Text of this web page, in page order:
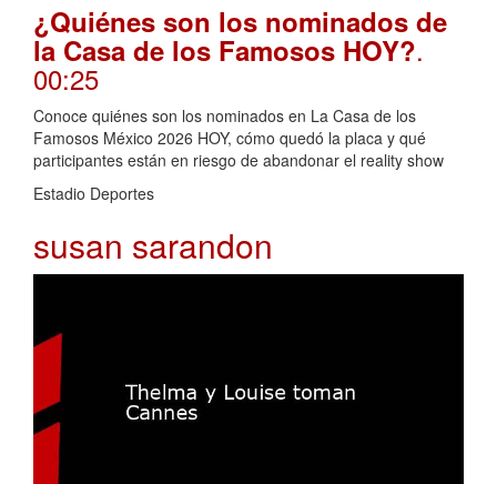
¿Quiénes son los nominados de
la Casa de los Famosos HOY?.
00:25
Conoce quiénes son los nominados en La Casa de los
Famosos México 2026 HOY, cómo quedó la placa y qué
participantes están en riesgo de abandonar el reality show
Estadio Deportes
susan sarandon